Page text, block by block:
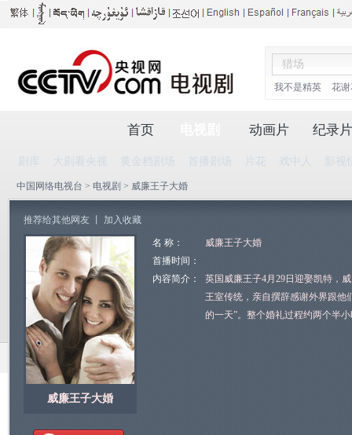
我不是精英 花
首页
剧库 大剧看央视 黄金档剧场 首播剧场 片花 戏中人 影视
动画片 纪录片
中国网络电视台 > 电视剧 > 威廉王子大婚
推荐给其他网友 加入收藏
威廉王子大婚
名 称：
威廉王子大婚
首播时间：
内容简介：
英国威廉王子4月29日迎娶凯特，
王室传统，亲自撰辞感谢外界跟他
的一天”。整个婚礼过程约两个半